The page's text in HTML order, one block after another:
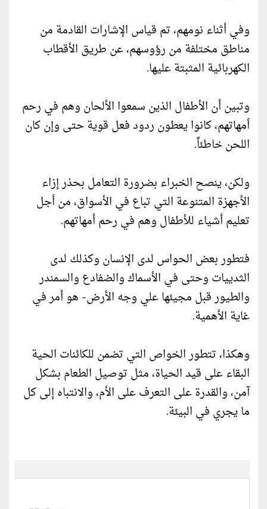
وفي أثناء نومهم، تم قياس الإشارات القادمة من
مناطق مختلفة من رؤوسهم، عن طريق الأقطاب
الكهربائية المثبتة عليها.
وتبين أن الأطفال الذين سمعوا الألحان وهم في رحم
أمهاتهم، كانوا يعطون ردود فعل قوية حتى وإن كان
اللحن خاطئاً.
ولكن، ينصح الخبراء بضرورة التعامل بحذر إزاء
الأجهزة المتنوعة التي تباع في الأسواق، من أجل
تعليم أشياء للأطفال وهم في رحم أمهاتهم.
فتطور بعض الحواس لدى الإنسان وكذلك لدى
الثدييات وحتى في الأسماك والضفادع والسمندر
والطيور قبل مجيئها علي وجه الأرض- هو أمر في
غاية الأهمية.
وهكذا، تتطور الخواص التي تضمن للكائنات الحية
البقاء على قيد الحياة، مثل توصيل الطعام بشكل
آمن، والقدرة على التعرف على الأم، والانتباه إلى كل
ما يجري في البيئة.